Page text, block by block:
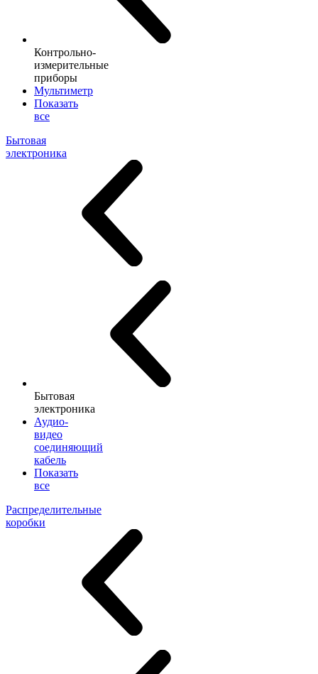
Контрольно-
измерительные
приборы
Мультиметр
Показать
все
Бытовая
электроника
Бытовая
электроника
Аудио-
видео
соединяющий
кабель
Показать
все
Распределительные
коробки